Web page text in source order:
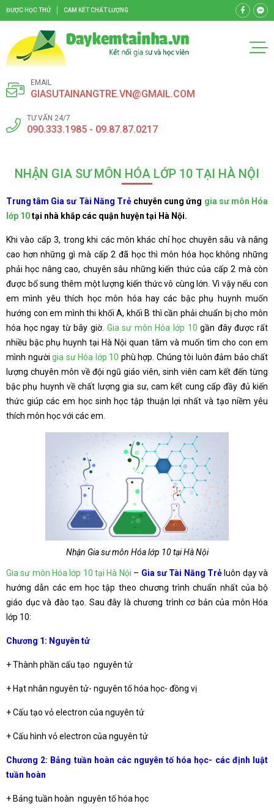
ĐƯỢC HỌC THỬ CAM KẾT CHẤT LƯỢNG
EMAIL
GIASUTAINANGTRE.VN@GMAIL.COM
TƯ VẤN 24/7
090.333.1985 - 09.87.87.0217
NHẬN GIA SƯ MÔN HÓA LỚP 10 TẠI HÀ NỘI
Trung tâm Gia sư Tài Năng Trẻchuyên cung ứng gia sư môn Hóa
lớp 10tại nhà khắp các quận huyện tại Hà Nội.
Khi vào cấp 3, trong khi các môn khác chỉ học chuyên sâu và nâng
cao hơn những gì mà cấp 2 đã học thì môn hóa học không những
phải học nâng cao, chuyên sâu những kiến thức của cấp 2 mà còn
được bổ sung thêm một lượng kiến thức vô cùng lớn. Vì vậy nếu con
em mình yêu thích học môn hóa hay các bậc phụ huynh muốn
hướng con em mình thi khối A, khối B thì cần phải chuẩn bị cho môn
hóa học ngay từ bây giờ. Gia sư môn Hóa lớp 10 gần đây được rất
nhiều bậc phụ huynh tại Hà Nội quan tâm và muốn tìm cho con em
mình người gia sư Hóa lớp 10 phù hợp. Chúng tôi luôn đảm bảo chất
lượng chuyên môn về đội ngũ giáo viên, sinh viên cam kết đến từng
bậc phụ huynh về chất lượng gia sư, cam kết cung cấp đầy đủ kiến
thức giúp các em học sinh học tập thuận lợi nhất và tạo niềm yêu
thích môn học với các em.
Nhận Gia sư môn Hóa lớp 10 tại Hà Nội
Gia sư môn Hóa lớp 10 tại Hà Nội – Gia sư Tài Năng Trẻ luôn dạy và
hướng dẫn các em học tập theo chương trình chuẩn nhất của bộ
giáo dục và đào tạo. Sau đây là chương trình cơ bản của môn Hóa
lớp 10:
Chương 1: Nguyên tử
+ Thành phần cấu tạo nguyên tử
+ Hạt nhân nguyên tử- nguyên tố hóa học- đồng vị
+ Cấu tạo vỏ electron của nguyên tử
+ Cấu hình vỏ electron của nguyên tử
Chương 2: Bảng tuần hoàn các nguyên tố hóa học- các định luật
tuần hoàn
+ Bảng tuần hoàn nguyên tố hóa học